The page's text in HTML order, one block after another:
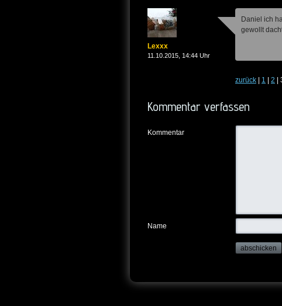
Lexxx
11.10.2015, 14:44 Uhr
Daniel ich
gewollt
zurück 1 2
Kommentar verfassen
Kommentar
Name